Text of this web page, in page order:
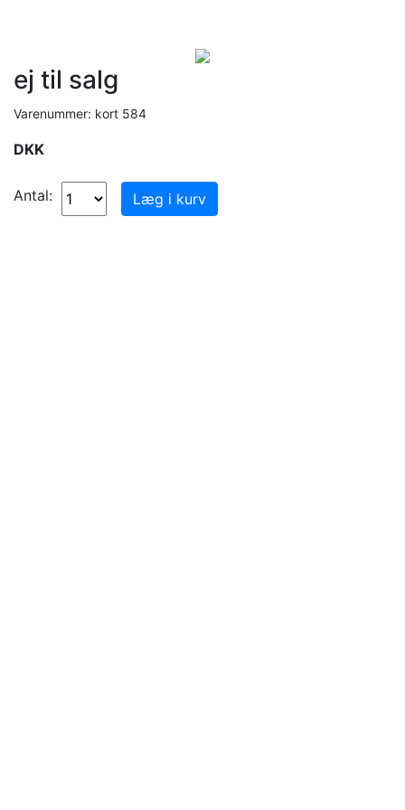
ej til salg
Varenummer: kort 584
DKK
Antal: